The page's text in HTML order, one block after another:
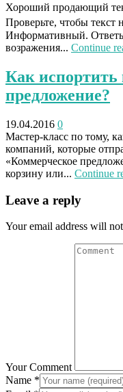
Хороший продающий
Проверьте, чтобы текст
Информативный.
возражения... Continue
Как испортить
предложение?
19.04.2016 0
Мастер-класс по тому,
компаний, которые
«Коммерческое
корзину или... Continue
Leave a reply
Your email address will
Your Comment
Name *